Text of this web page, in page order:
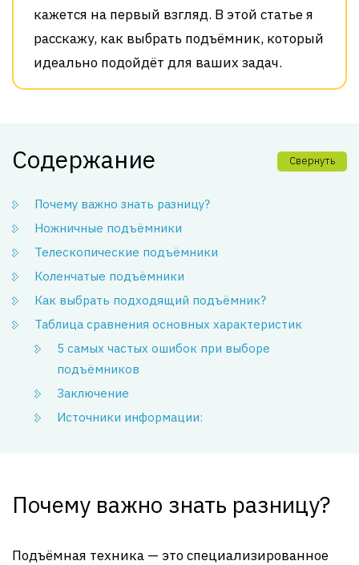
кажется на первый взгляд. В этой статье я
расскажу, как выбрать подъёмник, который
идеально подойдёт для ваших задач.
Содержание Свернуть
Почему важно знать разницу?
Ножничные подъёмники
Телескопические подъёмники
Коленчатые подъёмники
Как выбрать подходящий подъёмник?
Таблица сравнения основных характеристик
5 самых частых ошибок при выборе
подъёмников
Заключение
Источники информации:
Почему важно знать разницу?
Подъёмная техника — это специализированное